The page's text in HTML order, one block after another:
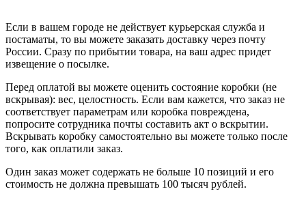
Если в вашем городе не действует курьерская служба и
постаматы, то вы можете заказать доставку через почту
России. Сразу по прибытии товара, на ваш адрес придет
извещение о посылке.
Перед оплатой вы можете оценить состояние коробки (не
вскрывая): вес, целостность. Если вам кажется, что заказ не
соответствует параметрам или коробка повреждена,
попросите сотрудника почты составить акт о вскрытии.
Вскрывать коробку самостоятельно вы можете только после
того, как оплатили заказ.
Один заказ может содержать не больше 10 позиций и его
стоимость не должна превышать 100 тысяч рублей.